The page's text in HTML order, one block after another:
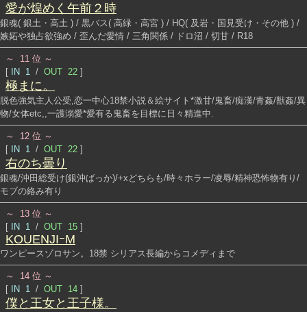
愛が煌めく午前２時
銀魂( 銀土・高土 ) / 黒バス( 高緑・高宮 ) / HQ( 及岩・国見受け・その他 ) /
嫉妬や独占欲強め / 歪んだ愛情 / 三角関係 / ドロ沼 / 切甘 / R18
～ 11 位 ～
[
IN 1 / OUT 22 ]
極まに。
脱色強気主人公受,恋一中心18禁小説＆絵サイト*激甘/鬼畜/痴漢/青姦/獣姦/異
物/女体etc,,一護溺愛*愛有る鬼畜を目標に日々精進中.
～ 12 位 ～
[
IN 1 / OUT 22 ]
右のち曇り
銀魂/沖田総受け(銀沖ばっか)/+xどちらも/時々ホラー/凌辱/精神恐怖物有り/
モブの絡み有り
～ 13 位 ～
[
IN 1 / OUT 15 ]
KOUENJIｰM
ワンピースゾロサン。18禁 シリアス長編からコメディまで
～ 14 位 ～
[
IN 1 / OUT 14 ]
僕と王女と王子様。